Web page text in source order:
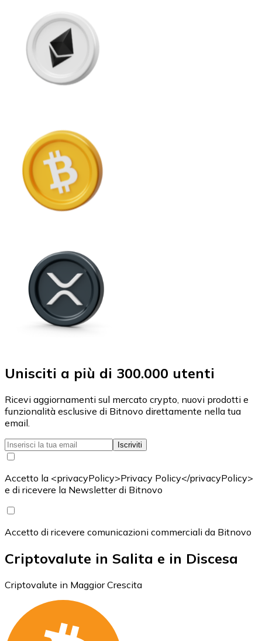
Unisciti a più di 300.000 utenti
Ricevi aggiornamenti sul mercato crypto, nuovi prodotti e
funzionalità esclusive di Bitnovo direttamente nella tua
email.
Iscriviti
Accetto la <privacyPolicy>Privacy Policy</privacyPolicy>
e di ricevere la Newsletter di Bitnovo
Accetto di ricevere comunicazioni commerciali da Bitnovo
Criptovalute in Salita e in Discesa
Criptovalute in Maggior Crescita